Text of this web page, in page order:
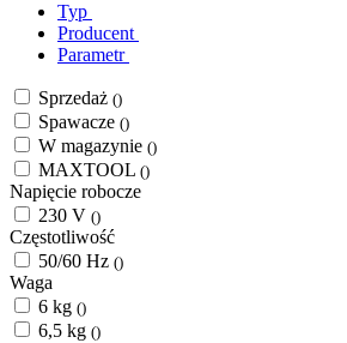
Typ
Producent
Parametr
Sprzedaż ()
Spawacze ()
W magazynie ()
MAXTOOL ()
Napięcie robocze
230 V ()
Częstotliwość
50/60 Hz ()
Waga
6 kg ()
6,5 kg ()